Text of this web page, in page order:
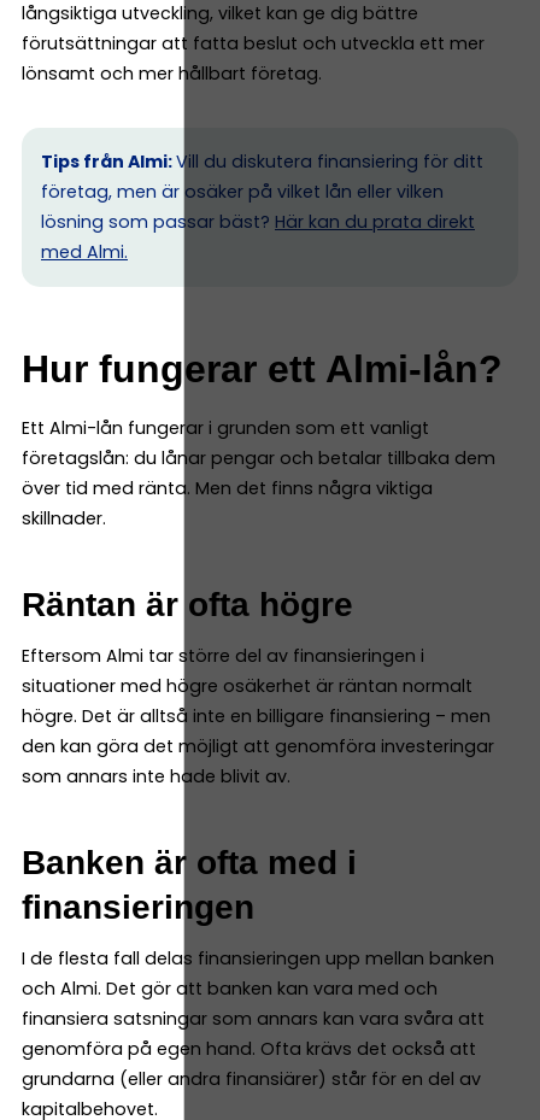
långsiktiga utveckling, vilket kan ge dig bättre
förutsättningar att fatta beslut och utveckla ett mer
lönsamt och mer hållbart företag.
Tips från Almi:Vill du diskutera finansiering för ditt
företag, men är osäker på vilket lån eller vilken
lösning som passar bäst? Här kan du prata direkt
med Almi.
Hur fungerar ett Almi-lån?
Ett Almi-lån fungerar i grunden som ett vanligt
företagslån: du lånar pengar och betalar tillbaka dem
över tid med ränta. Men det finns några viktiga
skillnader.
Räntan är ofta högre
Eftersom Almi tar större del av finansieringen i
situationer med högre osäkerhet är räntan normalt
högre. Det är alltså inte en billigare finansiering – men
den kan göra det möjligt att genomföra investeringar
som annars inte hade blivit av.
Banken är ofta med i
finansieringen
I de flesta fall delas finansieringen upp mellan banken
och Almi. Det gör att banken kan vara med och
finansiera satsningar som annars kan vara svåra att
genomföra på egen hand. Ofta krävs det också att
grundarna (eller andra finansiärer) står för en del av
kapitalbehovet.